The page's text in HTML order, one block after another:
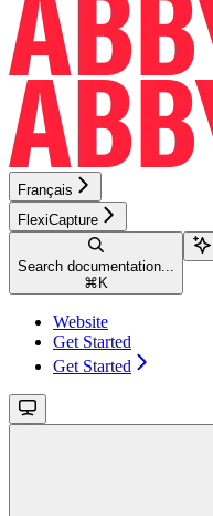
Français
FlexiCapture
Search documentation...
⌘ K
Website
Get Started
Get Started